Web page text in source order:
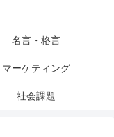
名言・格言
マーケティング
社会課題